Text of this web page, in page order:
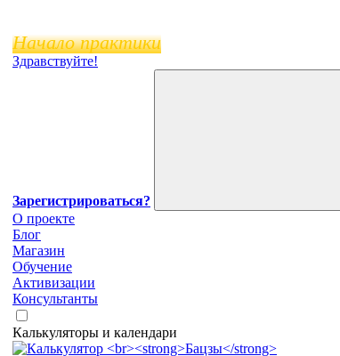
Начало практики
Здравствуйте!
Зарегистрироваться?
О проекте
Блог
Магазин
Обучение
Активизации
Консультанты
Калькуляторы и календари